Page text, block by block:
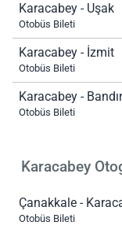
Karacabey - Uşak
Otobüs Bileti
Karacabey - İzmit
Otobüs Bileti
Karacabey -
Otobüs Bileti
Karacabey
Çanakkale -
Otobüs Bileti